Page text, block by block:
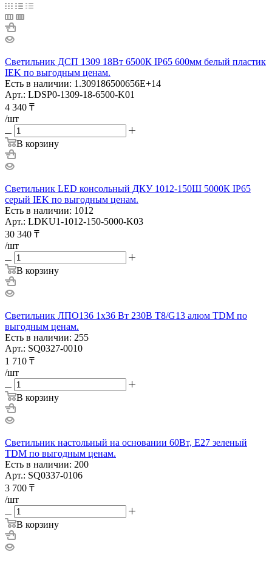
Светильник ДСП 1309 18Вт 6500К IP65 600мм белый пластик
IEK по выгодным ценам.
Есть в наличии: 1.309186500656E+14
Арт.: LDSP0-1309-18-6500-K01
4 340 ₸
/шт
В корзину
Светильник LED консольный ДКУ 1012-150Ш 5000К IP65
серый IEK по выгодным ценам.
Есть в наличии: 1012
Арт.: LDKU1-1012-150-5000-K03
30 340 ₸
/шт
В корзину
Светильник ЛПО136 1х36 Вт 230В T8/G13 алюм TDM по
выгодным ценам.
Есть в наличии: 255
Арт.: SQ0327-0010
1 710 ₸
/шт
В корзину
Светильник настольный на основании 60Вт, E27 зеленый
TDM по выгодным ценам.
Есть в наличии: 200
Арт.: SQ0337-0106
3 700 ₸
/шт
В корзину